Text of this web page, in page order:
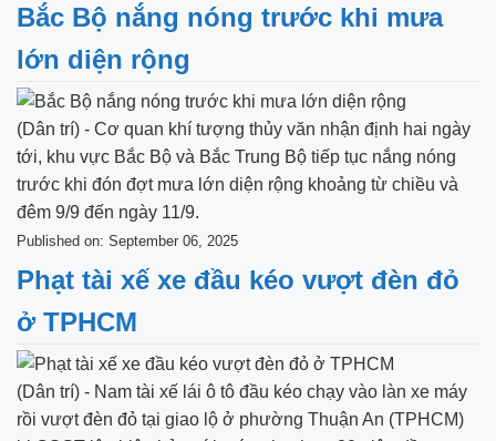
Bắc Bộ nắng nóng trước khi mưa
lớn diện rộng
(Dân trí) - Cơ quan khí tượng thủy văn nhận định hai ngày
tới, khu vực Bắc Bộ và Bắc Trung Bộ tiếp tục nắng nóng
trước khi đón đợt mưa lớn diện rộng khoảng từ chiều và
đêm 9/9 đến ngày 11/9.
Published on: September 06, 2025
Phạt tài xế xe đầu kéo vượt đèn đỏ
ở TPHCM
(Dân trí) - Nam tài xế lái ô tô đầu kéo chạy vào làn xe máy
rồi vượt đèn đỏ tại giao lộ ở phường Thuận An (TPHCM)